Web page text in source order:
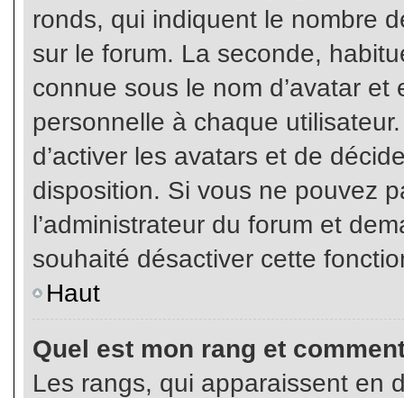
ronds, qui indiquent le nombre
sur le forum. La seconde,
connue sous le nom d’avatar
personnelle à chaque
d’activer les avatars et de
disposition. Si vous ne pouvez
l’administrateur du forum et
souhaité désactiver cette
Haut
Quel est mon rang et
Les rangs, qui apparaissent en